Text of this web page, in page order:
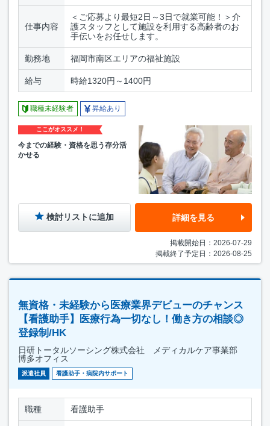
仕事内容
＜ご応募より最短2日～3日で就業可能！＞介
護スタッフとして施設を利用する高齢者のお
手伝いをお任せします。
勤務地 福岡市南区エリアの福祉施設
給与 時給1320円～1400円
職種未経験者 昇給あり
ここがオススメ！
今までの経験・資格を思う存分活
かせる
検討リストに追加 詳細を見る
掲載開始日：2026-07-29
掲載終了予定日：2026-08-25
無資格・未経験から医療業界デビューのチャンス
【看護助手】医療行為一切なし！働き方の相談◎
登録制/HK
日研トータルソーシング株式会社 メディカルケア事業部
博多オフィス
派遣社員 看護助手・病院内サポート
職種 看護助手